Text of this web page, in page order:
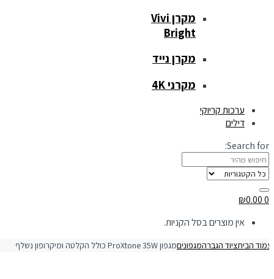
מקרן Vivi
Bright
מקרן נייד
מקרני 4K
ערכות קריוקי
דילים
Search for:
₪0.00
אין מוצרים בסל הקניות.
הביתציוד הגברהמגפוניםמגפון ProXtone 35W כולל הקלטה ומיקרופון נשלף